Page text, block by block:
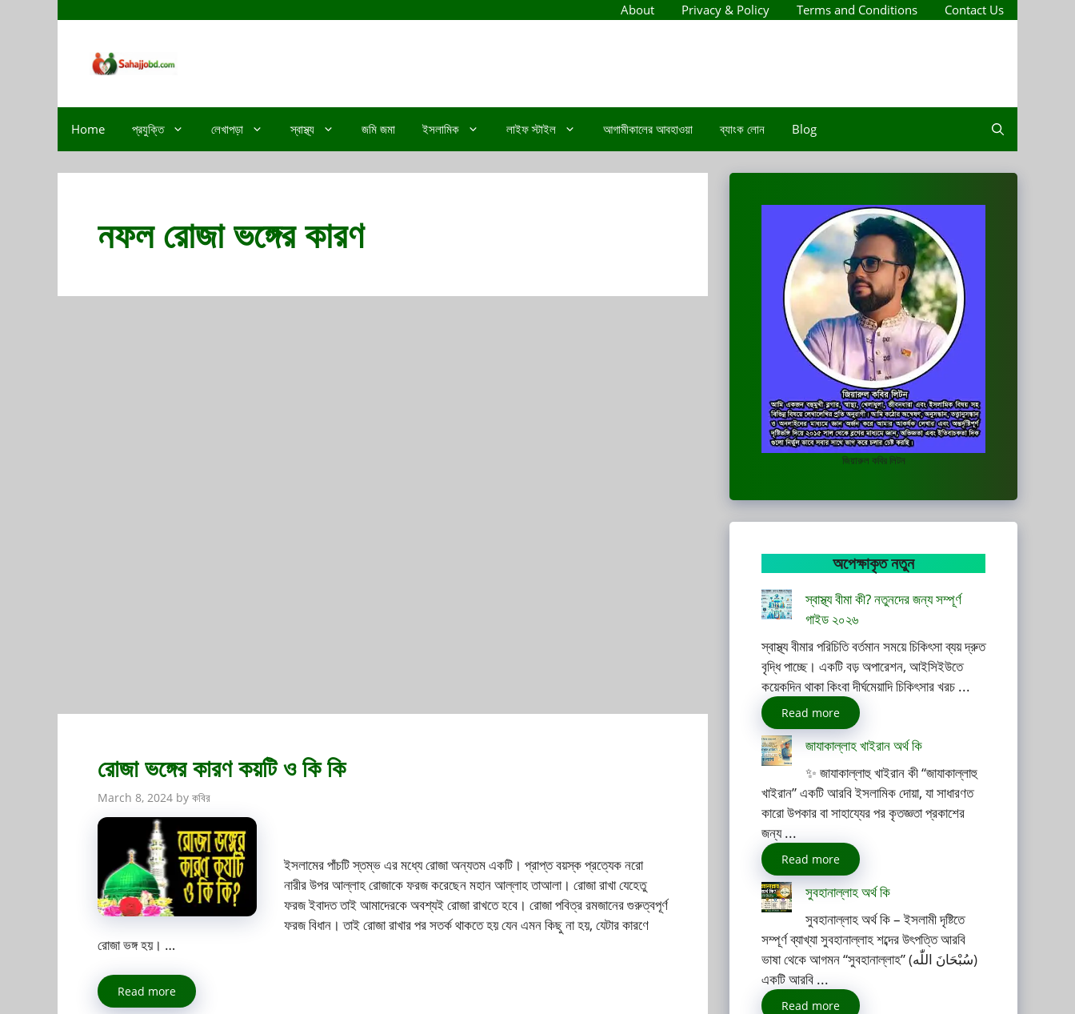
About Privacy & Policy Terms and Conditions Contact Us
Home প্রযুক্তি লেখাপড়া স্বাস্থ্য জমি জমা ইসলামিক লাইফ স্টাইল আগামীকালের আবহাওয়া ব্যাংক লোন Blog
নফল রোজা ভঙ্গের কারণ
রোজা ভঙ্গের কারণ কয়টি ও কি কি
March 8, 2024 by কবির
ইসলামের পাঁচটি স্তম্ভ এর মধ্যে রোজা অন্যতম একটি। প্রাপ্ত বয়স্ক প্রত্যেক নরো
নারীর উপর আল্লাহ রোজাকে ফরজ করেছেন মহান আল্লাহ তাআলা। রোজা রাখা যেহেতু
ফরজ ইবাদত তাই আমাদেরকে অবশ্যই রোজা রাখতে হবে। রোজা পবিত্র রমজানের গুরুত্বপূর্ণ
ফরজ বিধান। তাই রোজা রাখার পর সতর্ক থাকতে হয় যেন এমন কিছু না হয়, যেটার কারণে
রোজা ভঙ্গ হয়। …
Read more
জিয়ারুল কবির লিটন
অপেক্ষাকৃত নতুন
স্বাস্থ্য বীমা কী? নতুনদের জন্য সম্পূর্ণ
গাইড ২০২৬
স্বাস্থ্য বীমার পরিচিতি বর্তমান সময়ে চিকিৎসা ব্যয় দ্রুত
বৃদ্ধি পাচ্ছে। একটি বড় অপারেশন, আইসিইউতে
কয়েকদিন থাকা কিংবা দীর্ঘমেয়াদি চিকিৎসার খরচ ...
Read more
জাযাকাল্লাহ খাইরান অর্থ কি
✨ জাযাকাল্লাহু খাইরান কী “জাযাকাল্লাহু
খাইরান” একটি আরবি ইসলামিক দোয়া, যা সাধারণত
কারো উপকার বা সাহায্যের পর কৃতজ্ঞতা প্রকাশের
জন্য ...
Read more
সুবহানাল্লাহ অর্থ কি
সুবহানাল্লাহ অর্থ কি – ইসলামী দৃষ্টিতে
সম্পূর্ণ ব্যাখ্যা সুবহানাল্লাহ শব্দের উৎপত্তি আরবি
ভাষা থেকে আগমন “সুবহানাল্লাহ” (سُبْحَانَ اللّٰه)
একটি আরবি ...
Read more